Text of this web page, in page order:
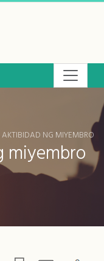
miyembro
NG MIYEMBRO